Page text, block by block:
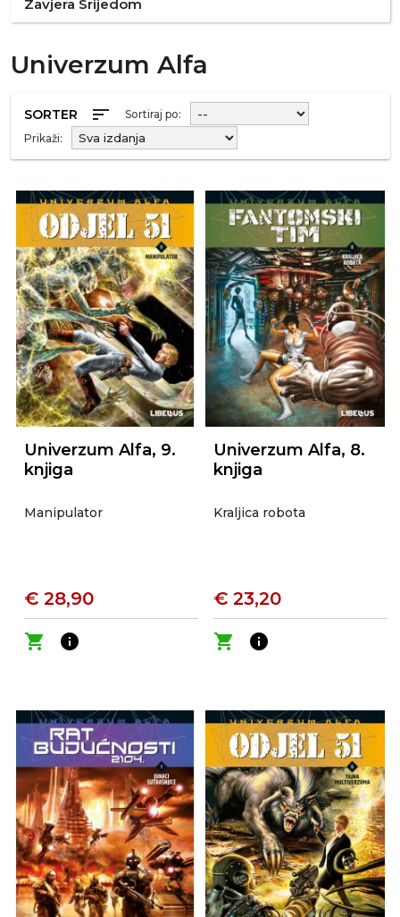
Zavjera Srijedom
Univerzum Alfa
SORTER sort
Sortiraj po:
Prikaži:
Univerzum Alfa, 9.
knjiga
Manipulator
€ 28,90
shopping_cart
info
Univerzum Alfa, 8.
knjiga
Kraljica robota
€ 23,20
shopping_cart
info